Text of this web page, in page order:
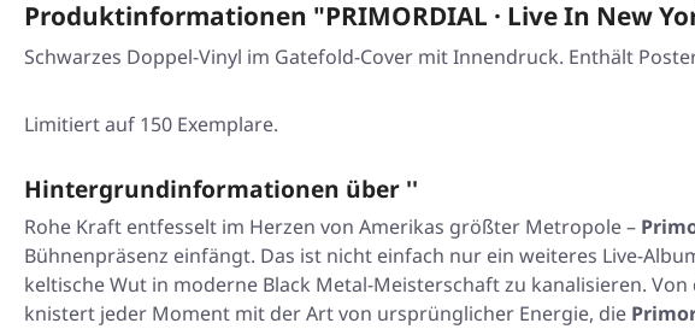
Produktinformationen "PRIMORDIAL · Live In New
Schwarzes Doppel-Vinyl im Gatefold-Cover mit Innendruck. Enthält
Limitiert auf 150 Exemplare.
Hintergrundinformationen über ''
Rohe Kraft entfesselt im Herzen von Amerikas größter Metropole –
Bühnenpräsenz einfängt. Das ist nicht einfach nur ein weiteres Live-
keltische Wut in moderne Black Metal-Meisterschaft zu kanalisieren.
knistert jeder Moment mit der Art von ursprünglicher Energie, die